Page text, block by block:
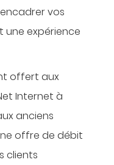
vos
expérience
offert aux
Internet à
anciens
offre de débit
clients